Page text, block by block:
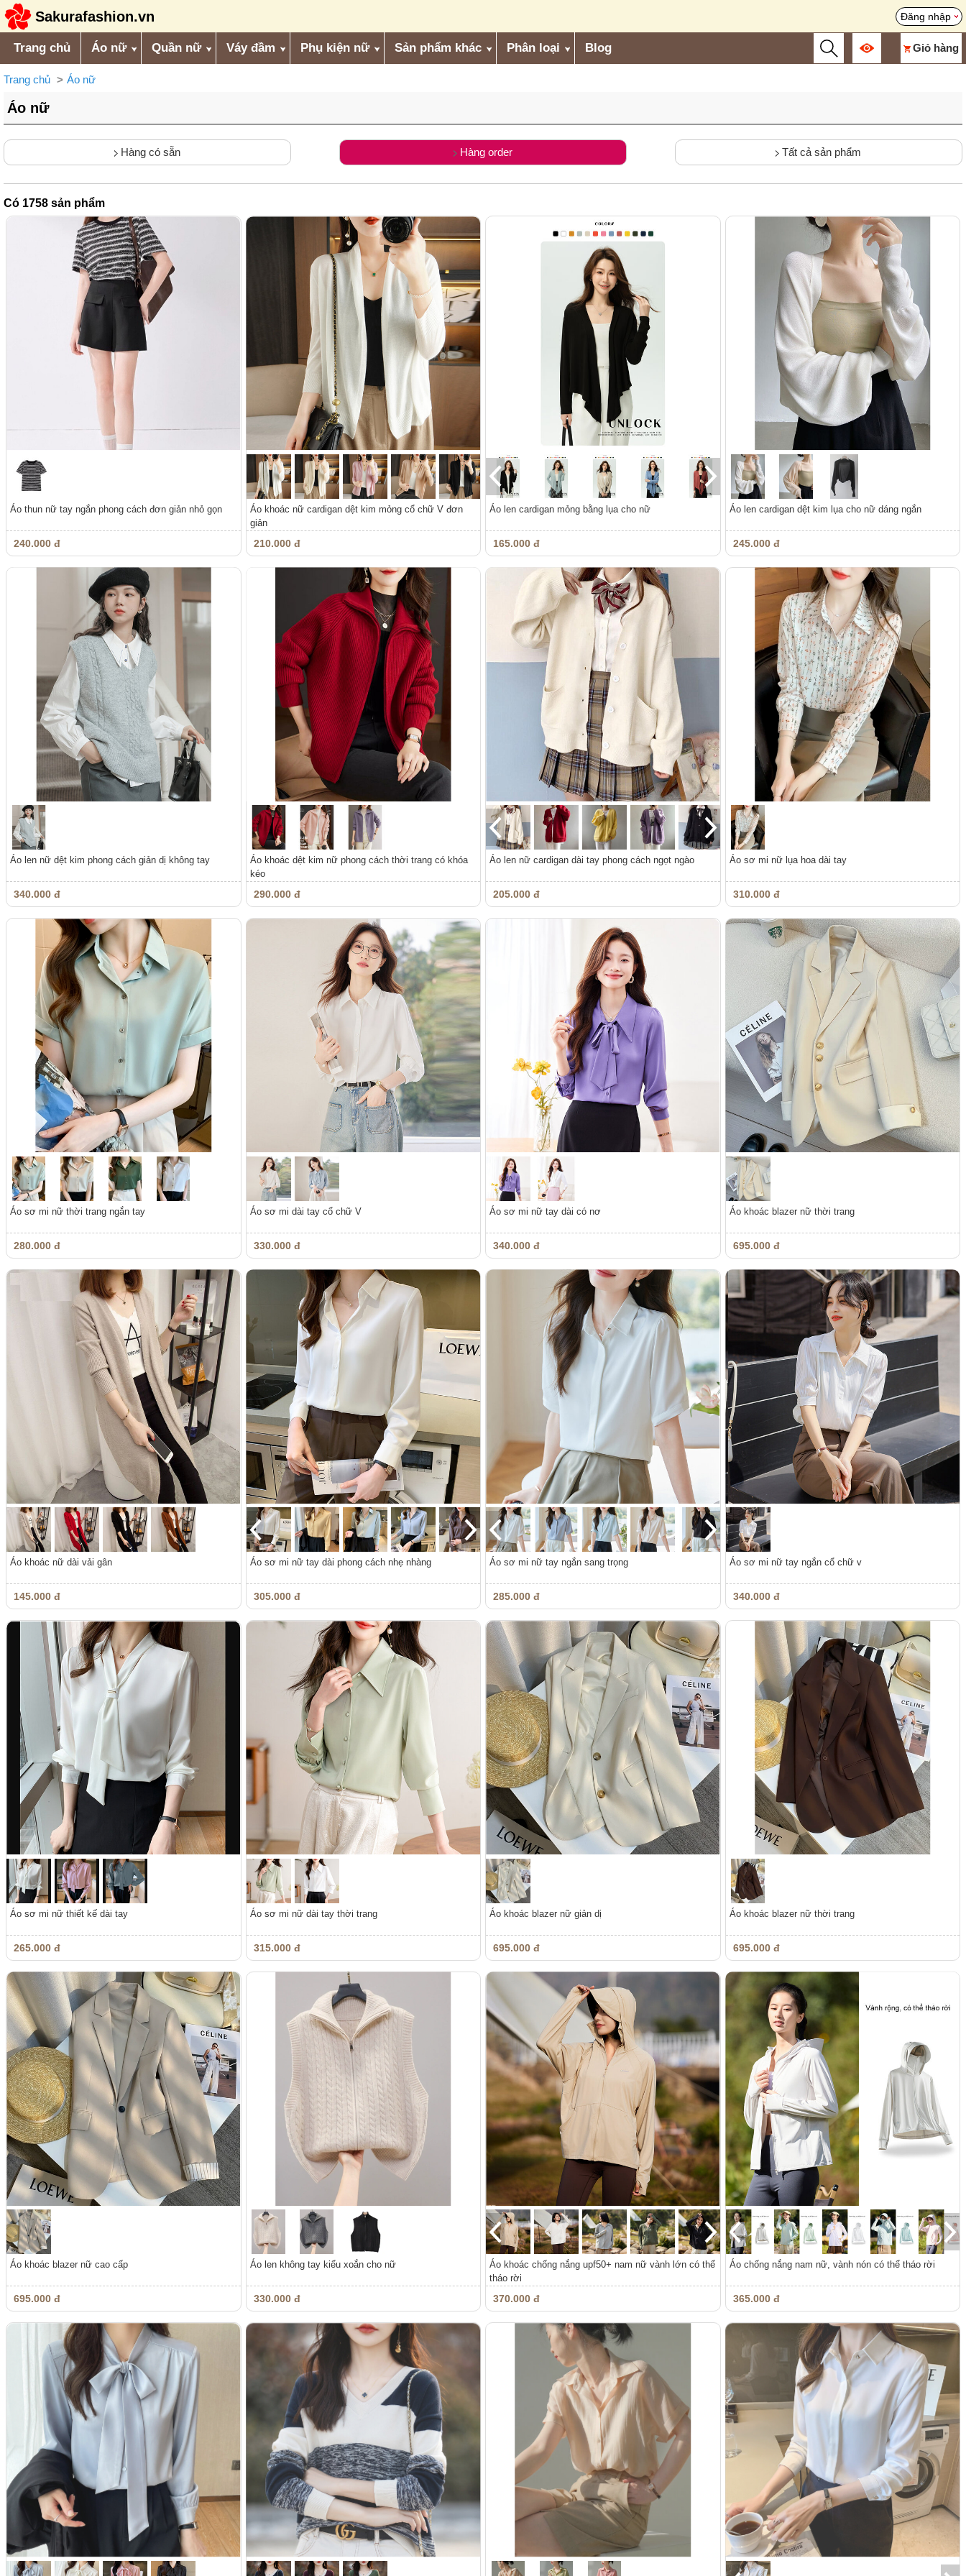
Sakurafashion.vn Đăng nhập
Trang chủ Áo nữ Quần nữ Váy đầm Phụ kiện nữ Sản phẩm khác Phân loại Blog Giỏ hàng
Trang chủ Áo nữ
Áo nữ
Hàng có sẵn Hàng order Tất cả sản phẩm
Có 1758 sản phẩm
Áo thun nữ tay ngắn phong cách đơn giản nhỏ gọn
240.000 đ
Áo khoác nữ cardigan dệt kim mỏng cổ chữ V đơn
giản
210.000 đ
Áo len cardigan mỏng bằng lụa cho nữ
165.000 đ
Áo len cardigan dệt kim lụa cho nữ dáng ngắn
245.000 đ
Áo len nữ dệt kim phong cách giản dị không tay
340.000 đ
Áo khoác dệt kim nữ phong cách thời trang có khóa
kéo
290.000 đ
Áo len nữ cardigan dài tay phong cách ngọt ngào
205.000 đ
Áo sơ mi nữ lụa hoa dài tay
310.000 đ
Áo sơ mi nữ thời trang ngắn tay
280.000 đ
Áo sơ mi dài tay cổ chữ V
330.000 đ
Áo sơ mi nữ tay dài có nơ
340.000 đ
Áo khoác blazer nữ thời trang
695.000 đ
Áo khoác nữ dài vải gân
145.000 đ
Áo sơ mi nữ tay dài phong cách nhẹ nhàng
305.000 đ
Áo sơ mi nữ tay ngắn sang trọng
285.000 đ
Áo sơ mi nữ tay ngắn cổ chữ v
340.000 đ
Áo sơ mi nữ thiết kế dài tay
265.000 đ
Áo sơ mi nữ dài tay thời trang
315.000 đ
Áo khoác blazer nữ giản dị
695.000 đ
Áo khoác blazer nữ thời trang
695.000 đ
Áo khoác blazer nữ cao cấp
695.000 đ
Áo len không tay kiểu xoắn cho nữ
330.000 đ
Áo khoác chống nắng upf50+ nam nữ vành lớn có thể
tháo rời
370.000 đ
Áo chống nắng nam nữ, vành nón có thể tháo rời
365.000 đ